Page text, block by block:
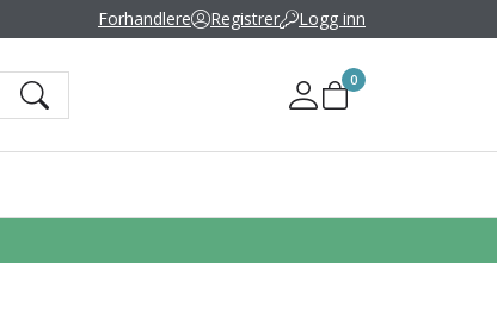
Forhandlere Registrer Logg inn
Mine sider
0